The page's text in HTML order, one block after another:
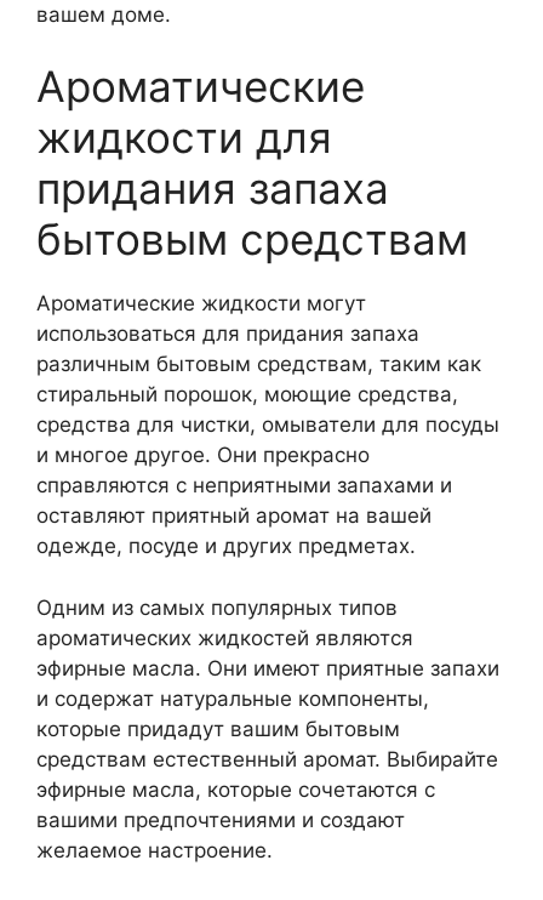
вашем доме.
Ароматические
жидкости для
придания запаха
бытовым средствам
Ароматические жидкости могут
использоваться для придания запаха
различным бытовым средствам, таким как
стиральный порошок, моющие средства,
средства для чистки, омыватели для посуды
и многое другое. Они прекрасно
справляются с неприятными запахами и
оставляют приятный аромат на вашей
одежде, посуде и других предметах.
Одним из самых популярных типов
ароматических жидкостей являются
эфирные масла. Они имеют приятные запахи
и содержат натуральные компоненты,
которые придадут вашим бытовым
средствам естественный аромат. Выбирайте
эфирные масла, которые сочетаются с
вашими предпочтениями и создают
желаемое настроение.